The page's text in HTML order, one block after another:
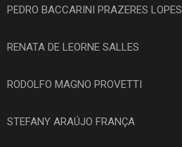
PEDRO BACCARINI PRAZERES LOPES
RENATA DE LEORNE SALLES
RODOLFO MAGNO PROVETTI
STEFANY ARAÚJO FRANÇA